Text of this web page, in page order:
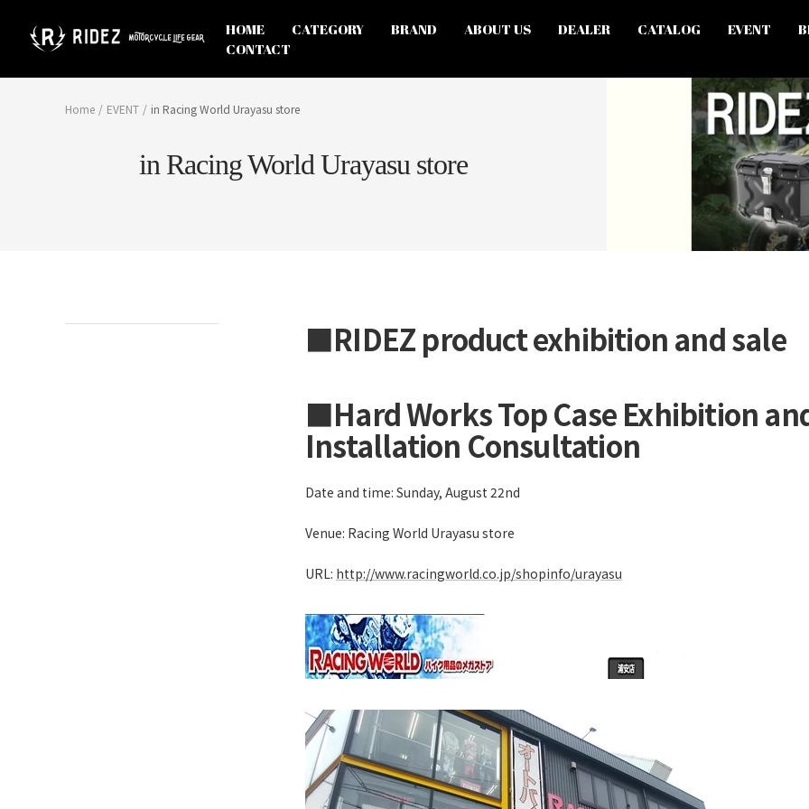
content
HOME CATEGORY BRAND ABOUT US DEALER CATALOG EVENT
CONTACT
オ
フ
Home EVENT in Racing World Urayasu store
in Racing World Urayasu store
■RIDEZproduct exhibition and sale
■Hard Works Top Case Exhibition
Installation Consultation
Date and time: Sunday, August 22nd
Venue: Racing World Urayasu store
URL: http://www.racingworld.co.jp/shopinfo/urayasu